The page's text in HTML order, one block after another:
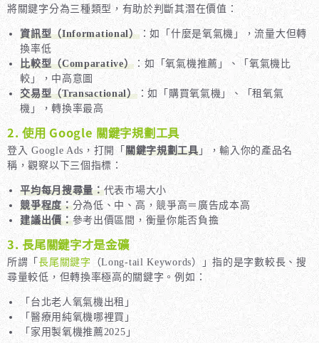
將關鍵字分為三種類型，有助於判斷其潛在價值：
資訊型（Informational）：如「什麼是氧氣機」，流量大但轉
換率低
比較型（Comparative） ：如「氧氣機推薦」、「氧氣機比
較」，中高意圖
交易型（Transactional）：如「購買氧氣機」、「租氧氣
機」，轉換率最高
2. 使用 Google 關鍵字規劃工具
登入 Google Ads，打開「 關鍵字規劃工具」，輸入你的產品名
稱，觀察以下三個指標：
平均每月搜尋量：代表市場大小
競爭程度：分為低、中、高，競爭高＝廣告成本高
建議出價：參考出價區間，衡量你能否負擔
3. 長尾關鍵字才是金礦
所謂「長尾關鍵字
（Long-tail Keywords）」指的是字數較長、搜
尋量較低，但轉換率極高的關鍵字。例如：
「台北老人氧氣機出租」
「醫療用純氧機哪裡買」
「家用製氧機推薦2025」